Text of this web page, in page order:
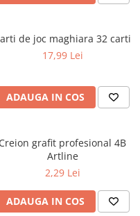
de joc maghiara 32 carti
17,99 Lei
ADAUGA IN COS
Creion grafit profesional 4B
Artline
2,29 Lei
ADAUGA IN COS